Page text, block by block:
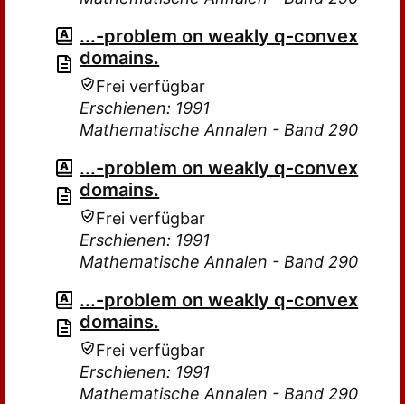
...-problem on weakly q-convex
domains.
Frei verfügbar
Erschienen: 1991
Mathematische Annalen - Band 290
...-problem on weakly q-convex
domains.
Frei verfügbar
Erschienen: 1991
Mathematische Annalen - Band 290
...-problem on weakly q-convex
domains.
Frei verfügbar
Erschienen: 1991
Mathematische Annalen - Band 290